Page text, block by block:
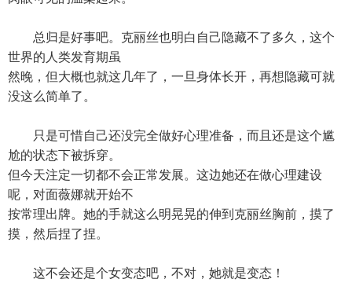
总归是好事吧。克丽丝也明白自己隐藏不了多久，这个
世界的人类发育期虽
然晚，但大概也就这几年了，一旦身体长开，再想隐藏可就
没这么简单了。
只是可惜自己还没完全做好心理准备，而且还是这个尴
尬的状态下被拆穿。
但今天注定一切都不会正常发展。这边她还在做心理建设
呢，对面薇娜就开始不
按常理出牌。她的手就这么明晃晃的伸到克丽丝胸前，摸了
摸，然后捏了捏。
这不会还是个女变态吧，不对，她就是变态！